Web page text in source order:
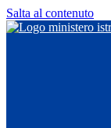
Salta al contenuto